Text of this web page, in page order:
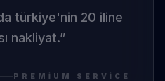
türkiye'nin 20 iline
nakliyat.”
PREMIUM SERVICE